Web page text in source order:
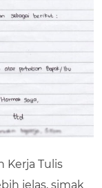
Kerja Tulis
jelas, simak